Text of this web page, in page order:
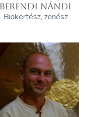
BERENDI NÁNDI
Biokertész, zenész